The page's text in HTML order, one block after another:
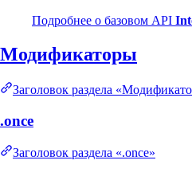
Подробнее о базовом API
Модификаторы
Заголовок раздела
.once
Заголовок раздела «.once»